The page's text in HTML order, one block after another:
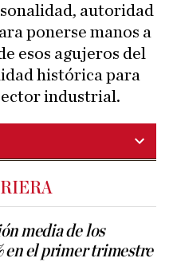
autoridad
ponerse manos a
esos agujeros del
histórica para
industrial.
media de los
en el primer trimestre